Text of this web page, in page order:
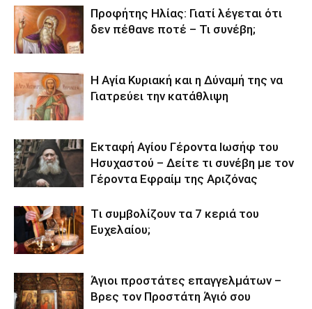
Προφήτης Ηλίας: Γιατί λέγεται ότι
δεν πέθανε ποτέ – Τι συνέβη;
Η Αγία Κυριακή και η Δύναμή της να
Γιατρεύει την κατάθλιψη
Εκταφή Αγίου Γέροντα Ιωσήφ του
Ησυχαστού – Δείτε τι συνέβη με τον
Γέροντα Εφραίμ της Αριζόνας
Tι συμβολίζουν τα 7 κεριά του
Ευχελαίου;
Άγιοι προστάτες επαγγελμάτων –
Βρες τον Προστάτη Άγιό σου